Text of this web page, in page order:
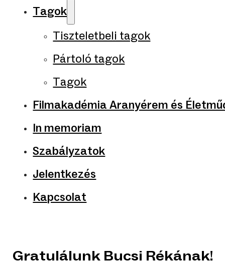
Tagok
Tiszteletbeli tagok
Pártoló tagok
Tagok
Filmakadémia Aranyérem és
In memoriam
Szabályzatok
Jelentkezés
Kapcsolat
Gratulálunk Bucsi Rékának!